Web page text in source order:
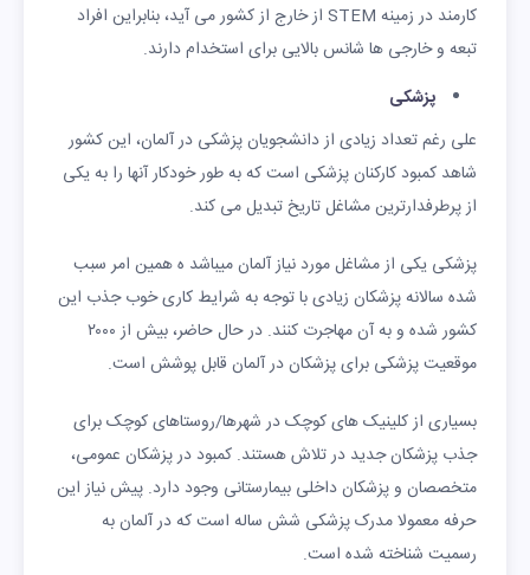
کارمند در زمینه STEM از خارج از کشور می آید، بنابراین افراد
تبعه و خارجی ها شانس بالایی برای استخدام دارند.
پزشکی
علی رغم تعداد زیادی از دانشجویان پزشکی در آلمان، این کشور
شاهد کمبود کارکنان پزشکی است که به طور خودکار آنها را به یکی
از پرطرفدارترین مشاغل تاریخ تبدیل می کند.
پزشکی یکی از مشاغل مورد نیاز آلمان میباشد ه همین امر سبب
شده سالانه پزشکان زیادی با توجه به شرایط کاری خوب جذب این
کشور شده و به آن مهاجرت کنند. در حال حاضر، بیش از ۲۰۰۰
موقعیت پزشکی برای پزشکان در آلمان قابل پوشش است.
بسیاری از کلینیک های کوچک در شهرها/روستاهای کوچک برای
جذب پزشکان جدید در تلاش هستند. کمبود در پزشکان عمومی،
متخصصان و پزشکان داخلی بیمارستانی وجود دارد. پیش نیاز این
حرفه معمولا مدرک پزشکی شش ساله است که در آلمان به
رسمیت شناخته شده است.